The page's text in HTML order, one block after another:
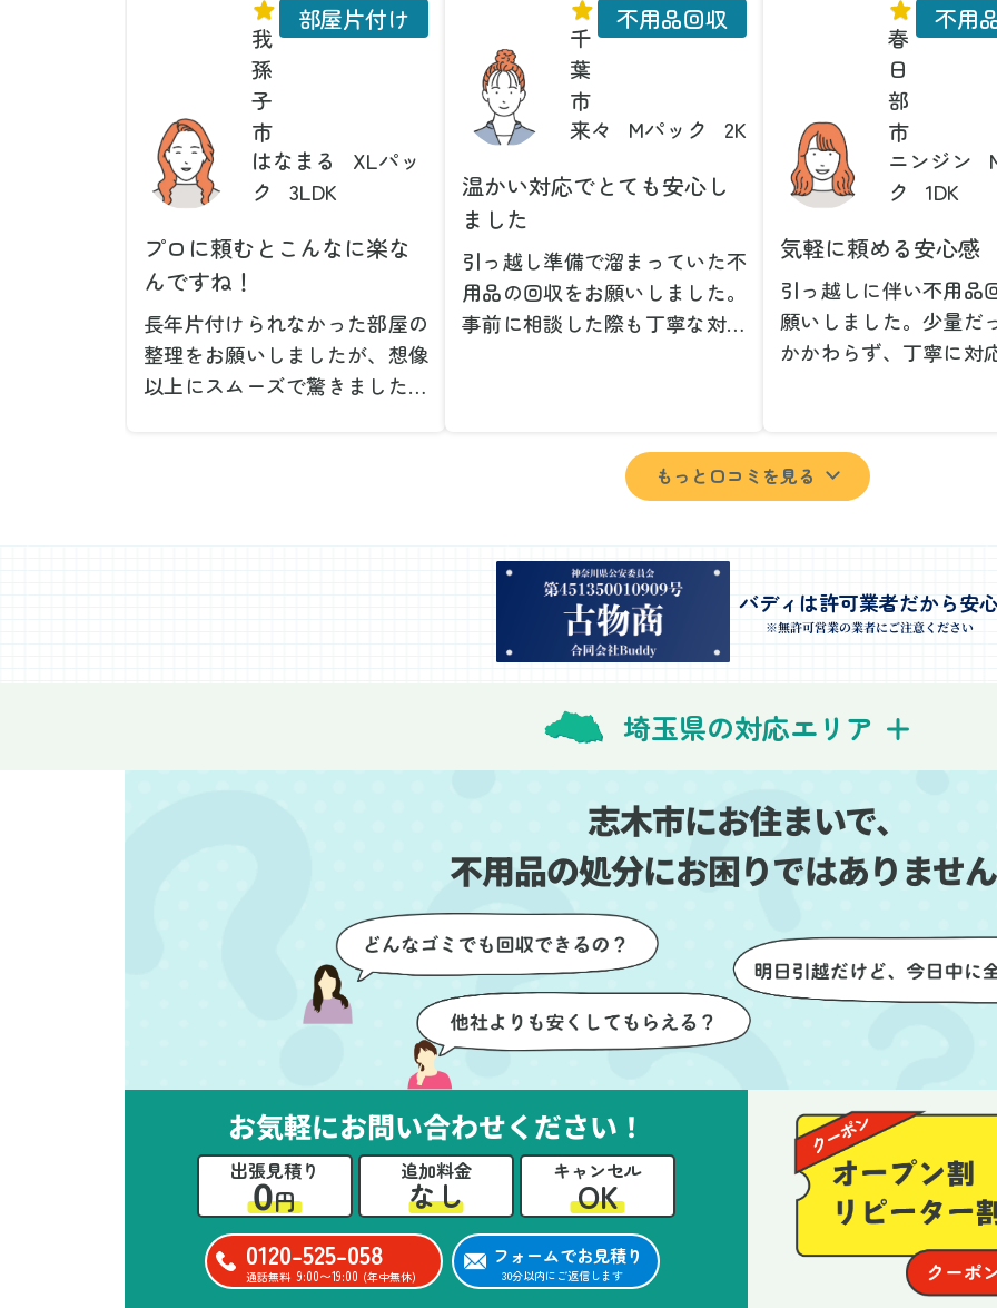
我
孫
子
市
はなまる
XLパッ
ク
3LDK
部屋片付け
プロに頼むとこんなに楽な
んですね！
長年片付けられなかった部屋の
整理をお願いしましたが、想像
以上にスムーズで驚きました。
了後には部屋全体を清掃してい
ただき、まるで新しい家のよう
な清潔感に感動しました。
千
葉
市
来々
Mパック 2K
不用品回収
温かい対応でとても安心し
ました
引っ越し準備で溜まっていた不
用品の回収をお願いしました。
事前に相談した際も丁寧な対応
いものが多かったのですが、手
際よく対応していただき驚きま
ださり、作業の流れや注意点を
しっかり説明していただけたの
で、こちらも安心感を持って作
業を見守ることができました。
けないように細心の注意を払っ
かったです。作業が終わった後
には、こちらからお願いしなく
ても部屋を簡単に清掃していた
だけたのも好印象でした。
さらに、分別の仕方やリサイク
ル可能なものについても教えて
いただき、今後の片付けにも役
立つ知識が増えました。また何
ービスをありがとうございまし
た。
春
日
部
市
ニンジン
ク
1DK
不用
気軽に頼める安心感
引っ越しに伴い不用品
願いしました。少量だ
かかわらず、丁寧に対
じてくださり、次回も
いしたいと思いました
特に、自分では持ち運
業を終えることができ
事前に見積もりを取っ
できました。引っ越し
とができました。
もっと口コミを見る
バディは許可業者だから安
※無許可営業の業者にご注意ください
埼玉県の対応エリア
志木市にお住まいで、
不用品の処分にお困りではありませ
お気軽にお問い合わせください！
出張見積り
0円
追加料金
なし
キャンセル
OK
0120-525-058
通話無料 9:00〜19:00 (年中無休)
フォームでお見積り
30分以内にご返信します